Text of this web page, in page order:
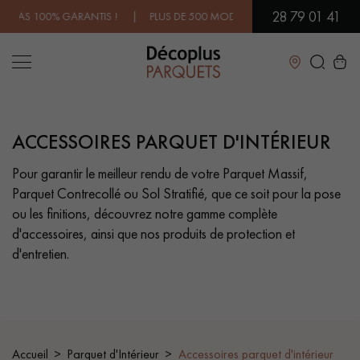
! | PLUS DE 500 MODÈLES EN SHOWROOM |28 79 01 41
Fermer
LES RECHERCHES LES PLUS COURANTES
PARQUET MASSIF
PARQUET CONTRECOLLÉ -
FLOTTANT
SOL PLAQUÉ BOIS VERITABLES
ACCESSOIRES PARQUET D'INTÉRIEUR
Pour garantir le meilleur rendu de votre Parquet Massif,
Parquet Contrecollé ou Sol Stratifié, que ce soit pour la pose
ou les finitions, découvrez notre gamme complète
d'accessoires, ainsi que nos produits de protection et
d'entretien.
Accueil Parquet d'Intérieur Accessoires parquet d'intérieur